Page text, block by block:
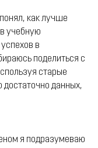
как лучше
учебную
в
поделиться с
старые
достаточно данных,
я подразумеваю